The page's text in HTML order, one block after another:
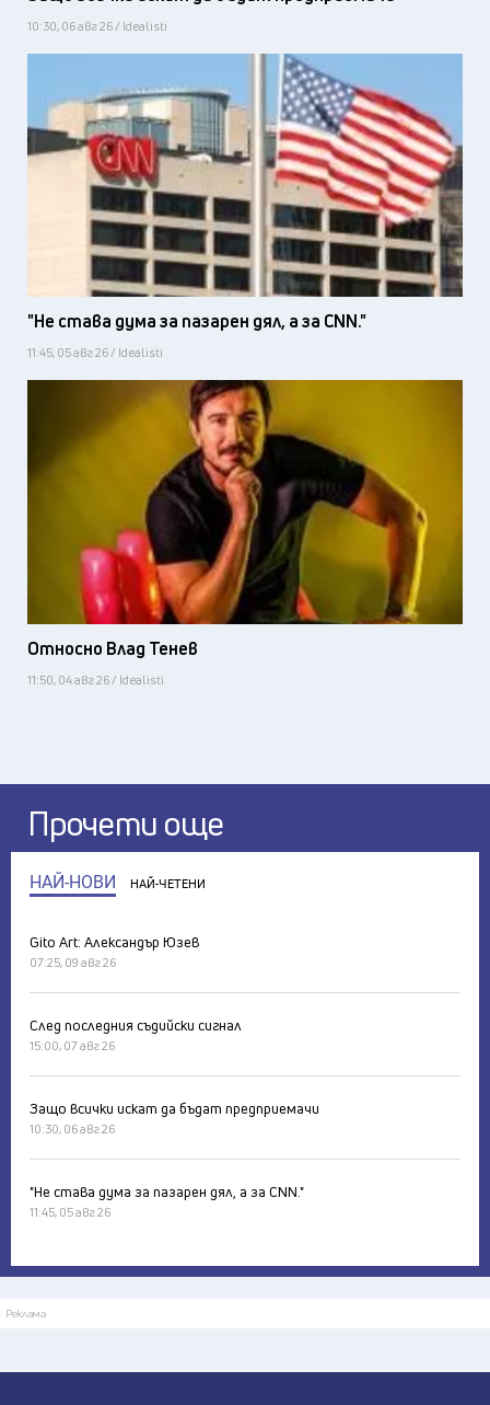
10:30, 06 авг 26 / Idealisti
"Не става дума за пазарен дял, а за CNN."
11:45, 05 авг 26 / Idealisti
Относно Влад Тенев
11:50, 04 авг 26 / Idealisti
Прочети още
НАЙ-НОВИ НАЙ-ЧЕТЕНИ
Gito Art: Александър Юзев
07:25, 09 авг 26
След последния съдийски сигнал
15:00, 07 авг 26
Защо всички искат да бъдат предприемачи
10:30, 06 авг 26
"Не става дума за пазарен дял, а за CNN."
11:45, 05 авг 26
Реклама